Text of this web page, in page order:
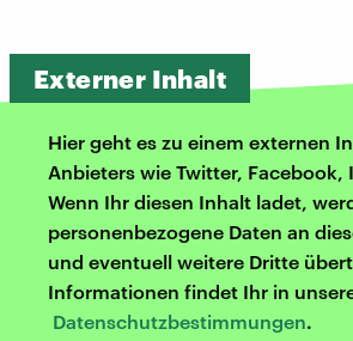
Externer Inhalt
Hier geht es zu einem externen
Anbieters wie Twitter, Facebook,
Wenn Ihr diesen Inhalt ladet,
personenbezogene Daten an
und eventuell weitere Dritte
Informationen findet Ihr in
Datenschutzbestimmungen.